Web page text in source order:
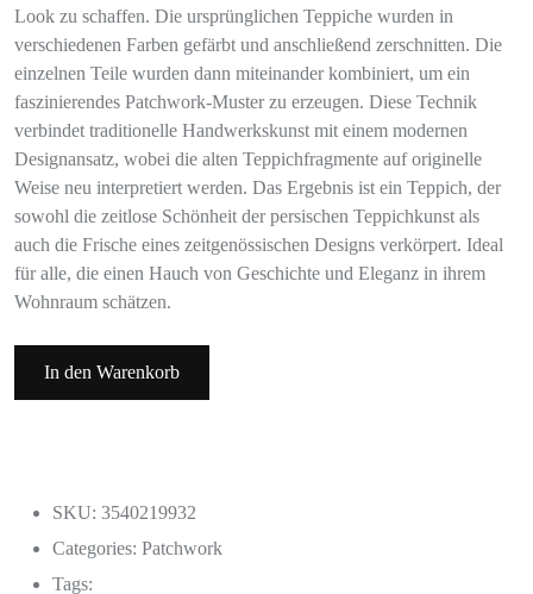
Look zu schaffen. Die ursprünglichen Teppiche wurden in
verschiedenen Farben gefärbt und anschließend zerschnitten. Die
einzelnen Teile wurden dann miteinander kombiniert, um ein
faszinierendes Patchwork-Muster zu erzeugen. Diese Technik
verbindet traditionelle Handwerkskunst mit einem modernen
Designansatz, wobei die alten Teppichfragmente auf originelle
Weise neu interpretiert werden. Das Ergebnis ist ein Teppich, der
sowohl die zeitlose Schönheit der persischen Teppichkunst als
auch die Frische eines zeitgenössischen Designs verkörpert. Ideal
für alle, die einen Hauch von Geschichte und Eleganz in ihrem
Wohnraum schätzen.
In den Warenkorb
SKU: 3540219932
Categories: Patchwork
Tags: